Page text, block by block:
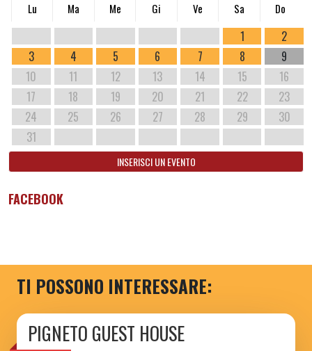
Lu Ma Me Gi Ve Sa Do
1
2
3
4 5 6 7 8
9
10
11 12 13 14 15
16
17
18 19 20 21 22
23
24
25 26 27 28 29
30
31
INSERISCI UN EVENTO
FACEBOOK
TI POSSONO INTERESSARE:
PIGNETO GUEST HOUSE